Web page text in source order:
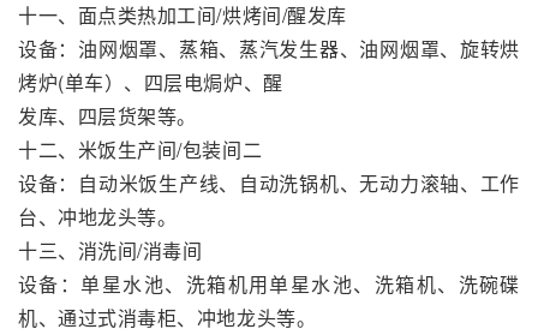
十一、面点类热加工间/烘烤间/醒发库
设备：油网烟罩、蒸箱、蒸汽发生器、油网烟罩、旋转烘
烤炉(单车）、四层电焗炉、醒
发库、四层货架等。
十二、米饭生产间/包装间二
设备：自动米饭生产线、自动洗锅机、无动力滚轴、工作
台、冲地龙头等。
十三、消洗间/消毒间
设备：单星水池、洗箱机用单星水池、洗箱机、洗碗碟
机、通过式消毒柜、冲地龙头等。